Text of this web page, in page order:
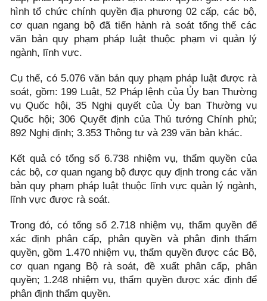
hình tổ chức chính quyền địa phương 02 cấp, các bộ,
cơ quan ngang bộ đã tiến hành rà soát tổng thể các
văn bản quy phạm pháp luật thuộc phạm vi quản lý
ngành, lĩnh vực.
Cụ thể, có 5.076 văn bản quy phạm pháp luật được rà
soát, gồm: 199 Luật, 52 Pháp lệnh của Ủy ban Thường
vụ Quốc hội, 35 Nghị quyết của Ủy ban Thường vụ
Quốc hội; 306 Quyết định của Thủ tướng Chính phủ;
892 Nghị định; 3.353 Thông tư và 239 văn bản khác.
Kết quả có tổng số 6.738 nhiệm vụ, thẩm quyền của
các bộ, cơ quan ngang bộ được quy định trong các văn
bản quy phạm pháp luật thuộc lĩnh vực quản lý ngành,
lĩnh vực được rà soát.
Trong đó, có tổng số 2.718 nhiệm vụ, thẩm quyền để
xác định phân cấp, phân quyền và phân định thẩm
quyền, gồm 1.470 nhiệm vụ, thẩm quyền được các Bộ,
cơ quan ngang Bộ rà soát, đề xuất phân cấp, phân
quyền; 1.248 nhiệm vụ, thẩm quyền được xác định để
phân định thẩm quyền.